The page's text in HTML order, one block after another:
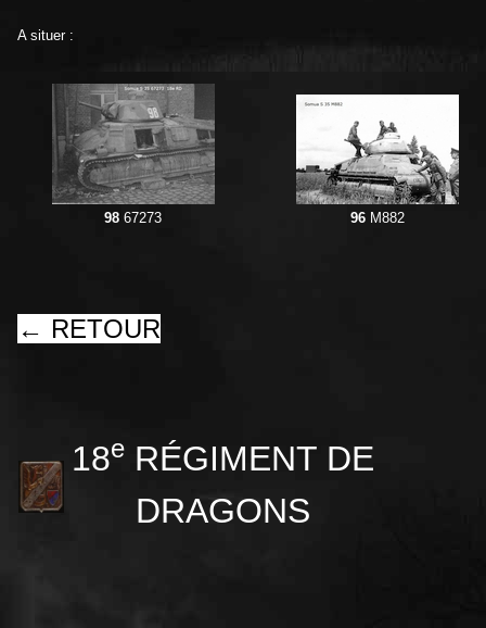
A situer :
98 67273 96M882
← RETOUR
18eRÉGIMENT DE
DRAGONS